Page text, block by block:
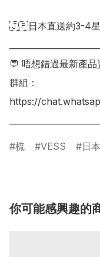
🇯🇵日本直送約3-4
💬 唔想錯過最新產
群組：
https://
梳 VESS 日
你可能感興趣的